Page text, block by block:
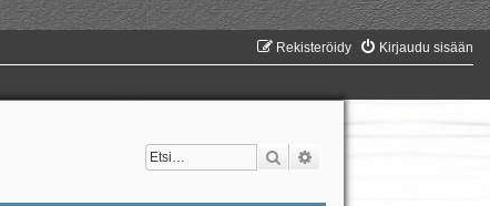
Kirjaudu sisään
Rekisteröidy
Etsi